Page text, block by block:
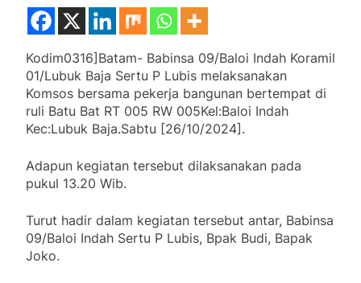
Kodim0316]Batam- Babinsa 09/Baloi Indah Koramil
01/Lubuk Baja Sertu P Lubis melaksanakan
Komsos bersama pekerja bangunan bertempat di
ruli Batu Bat RT 005 RW 005Kel:Baloi Indah
Kec:Lubuk Baja.Sabtu [26/10/2024].
Adapun kegiatan tersebut dilaksanakan pada
pukul 13.20 Wib.
Turut hadir dalam kegiatan tersebut antar, Babinsa
09/Baloi Indah Sertu P Lubis, Bpak Budi, Bapak
Joko.